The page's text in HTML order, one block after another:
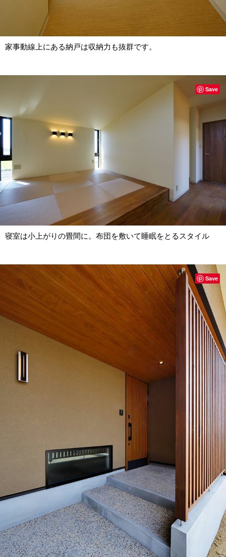
家事動線上にある納戸は収納力も抜群です。
寝室は小上がりの畳間に。布団を敷いて睡眠をとるスタイル
Save
Save